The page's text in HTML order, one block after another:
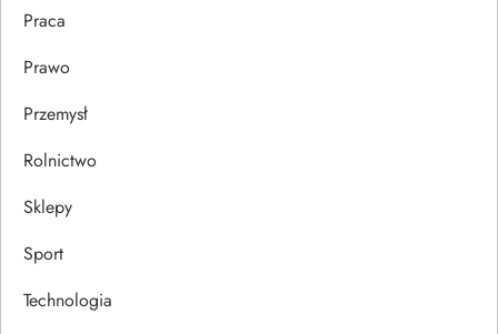
Praca
Prawo
Przemysł
Rolnictwo
Sklepy
Sport
Technologia